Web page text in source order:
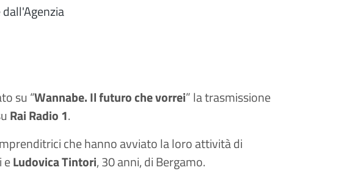
su “Wannabe. Il futuro che vorrei” la trasmissione
Rai Radio 1.
che hanno avviato la loro attività di
eLudovica Tintori, 30 anni, di Bergamo.